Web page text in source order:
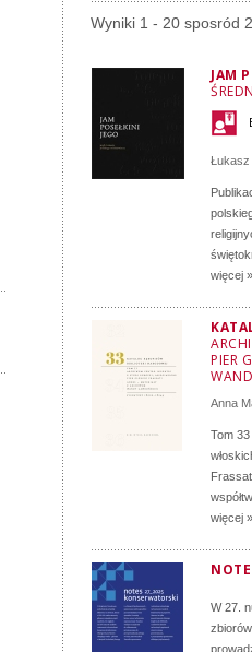
Wyniki 1 - 20 sposród
JAM
Łukasz
więcej »
PIER
Anna
Tom
więcej »
W 27.